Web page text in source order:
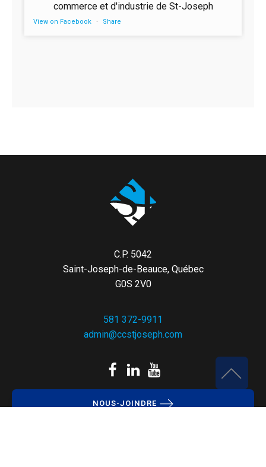
commerce et d'industrie de St-Joseph
View on Facebook · Share
C.P. 5042
Saint-Joseph-de-Beauce, Québec
G0S 2V0
581 372-9911
admin@ccstjoseph.com
NOUS-JOINDRE